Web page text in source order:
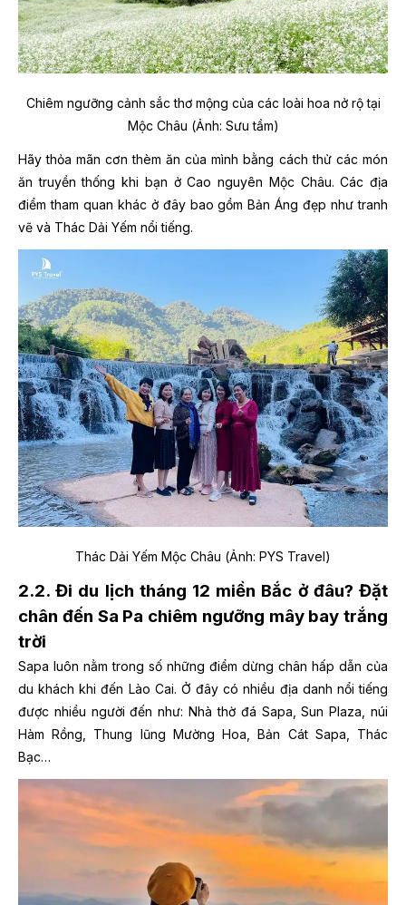
Chiêm ngưỡng cảnh sắc thơ mộng của các loài hoa nở rộ tại
Mộc Châu (Ảnh: Sưu tầm)
Hãy thỏa mãn cơn thèm ăn của mình bằng cách thử các món
ăn truyền thống khi bạn ở Cao nguyên Mộc Châu. Các địa
điểm tham quan khác ở đây bao gồm Bản Áng đẹp như tranh
vẽ và Thác Dải Yếm nổi tiếng.
Thác Dải Yếm Mộc Châu (Ảnh: PYS Travel)
2.2. Đi du lịch tháng 12 miền Bắc ở đâu? Đặt
chân đến Sa Pa chiêm ngưỡng mây bay trắng
trời
Sapa luôn nằm trong số những điểm dừng chân hấp dẫn của
du khách khi đến Lào Cai. Ở đây có nhiều địa danh nổi tiếng
được nhiều người đến như: Nhà thờ đá Sapa, Sun Plaza, núi
Hàm Rồng, Thung lũng Mường Hoa, Bản Cát Sapa, Thác
Bạc…